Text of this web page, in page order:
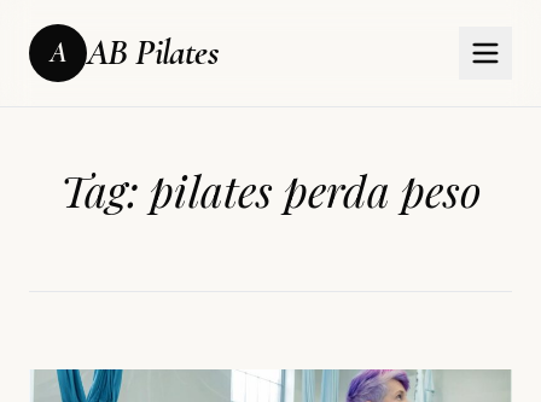
A AB Pilates
Tag: pilates perda peso